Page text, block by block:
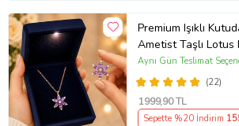
Premium Işıklı
Ametist Taşlı Lotus
Gümüş Kadın Kolye
(22)
Aynı Gün Teslimat
1999,90 TL
Sepette %20 İndirim